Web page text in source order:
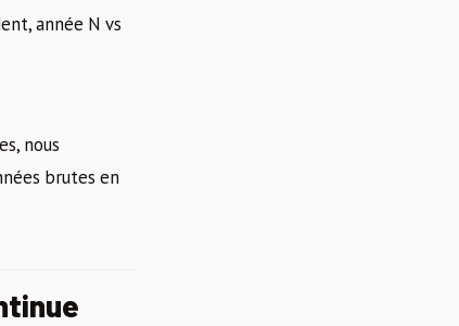
année N vs
nous
brutes en